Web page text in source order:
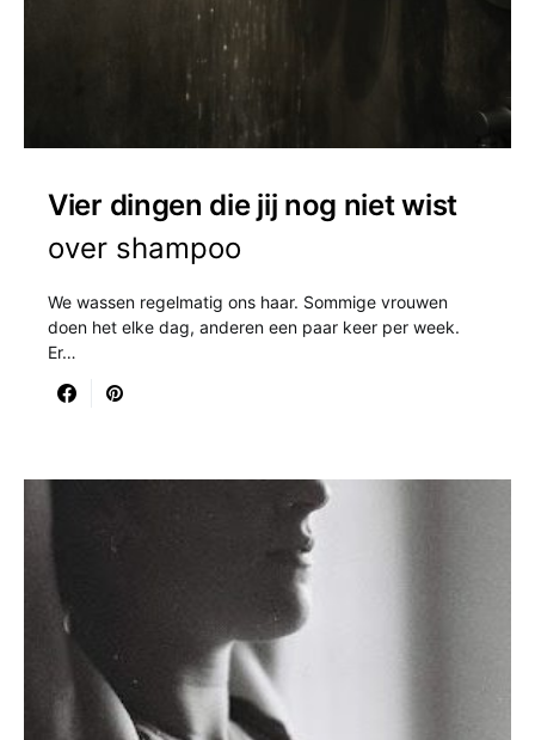
Vier dingen die jij nog niet wist
over shampoo
We wassen regelmatig ons haar. Sommige vrouwen
doen het elke dag, anderen een paar keer per week.
Er…